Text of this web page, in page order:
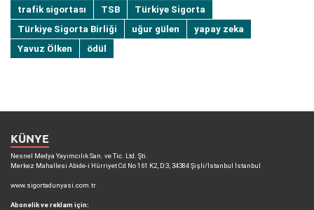
trafik sigortası
TSB
Türkiye Sigorta
Türkiye Sigorta Birliği
uğur gülen
yapay zeka
Yavuz Ölken
ödül
KÜNYE
Nesnel Medya Yayımcılık San. ve Tic. Ltd. Şti.
Merkez Mahallesi Abide-i Hürriyet Cd No 161 K2, D:3, 34384 Şişli/İstanbul İstanbul
www.sigortadunyasi.com.tr
Abonelik ve reklam için: